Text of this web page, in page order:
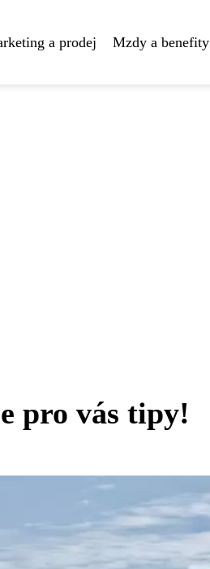
a prodej Mzdy a benefity
pro vás tipy!